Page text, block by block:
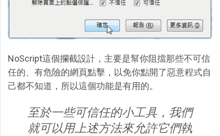
NoScript這個攔截設計，主要是幫你阻擋那些不可信
任的、有危險的網頁點擊，以免你點開了惡意程式自
己都不知道，所以這個功能是有用的。
至於一些可信任的小工具，我們
就可以用上述方法來允許它們執